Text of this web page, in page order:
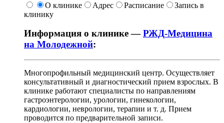
О клинике
Адрес Расписание
Запись в
клинику
Информация о клинике —РЖД-Медицина
на Молодежной:
Многопрофильный медицинский центр. Осуществляет
консультативный и диагностический прием взрослых. В
клинике работают специалисты по направлениям
гастроэнтерологии, урологии, гинекологии,
кардиологии, неврологии, терапии и т. д. Прием
проводится по предварительной записи.